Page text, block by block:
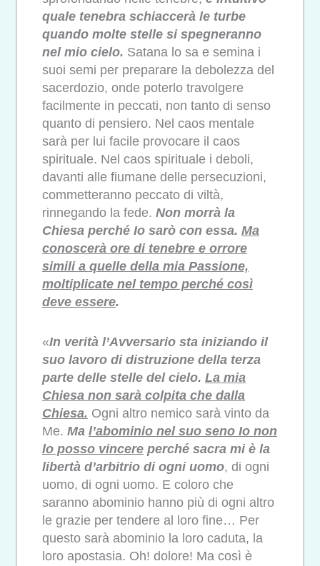
quale tenebra schiaccerà le turbe
quando molte stelle si spegneranno
nel mio cielo. Satana lo sa e semina i
suoi semi per preparare la debolezza del
sacerdozio, onde poterlo travolgere
facilmente in peccati, non tanto di senso
quanto di pensiero. Nel caos mentale
sarà per lui facile provocare il caos
spirituale. Nel caos spirituale i deboli,
davanti alle fiumane delle persecuzioni,
commetteranno peccato di viltà,
rinnegando la fede. Non morrà la
Chiesa perché Io sarò con essa. Ma
conoscerà ore di tenebre e orrore
simili a quelle della mia Passione,
moltiplicate nel tempo perché così
deve essere.
«In verità l’Avversario sta iniziando il
suo lavoro di distruzione della terza
parte delle stelle del cielo. La mia
Chiesa non sarà colpita che dalla
Chiesa. Ogni altro nemico sarà vinto da
Me. Ma l’abominio nel suo seno Io non
lo posso vincere perché sacra mi è la
libertà d’arbitrio di ogni uomo, di ogni
uomo, di ogni uomo. E coloro che
saranno abominio hanno più di ogni altro
le grazie per tendere al loro fine… Per
questo sarà abominio la loro caduta, la
loro apostasia. Oh! dolore! Ma così è